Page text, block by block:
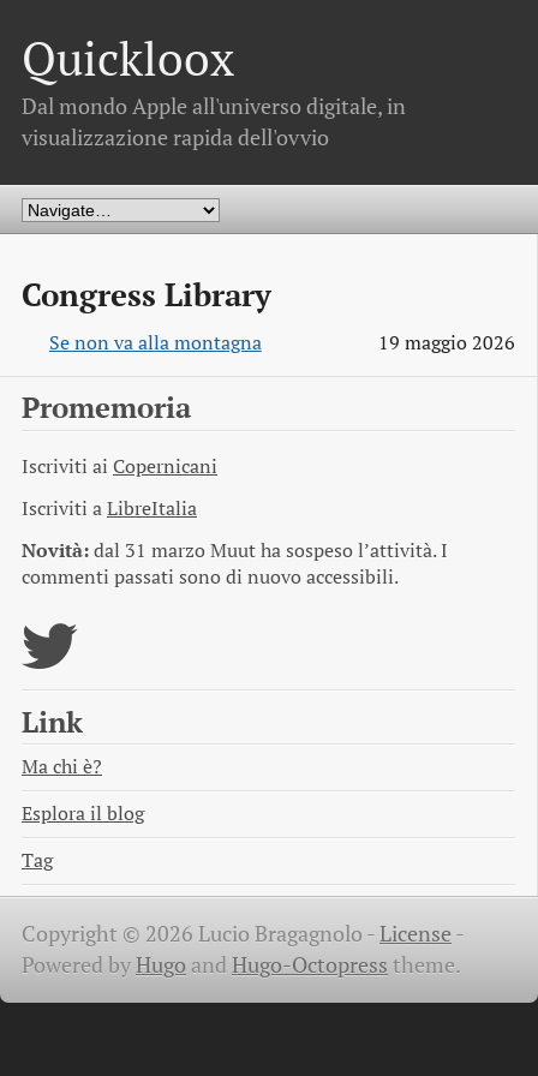
Quickloox
Dal mondo Apple all'universo digitale, in
visualizzazione rapida dell'ovvio
Congress Library
Se non va alla montagna 19 maggio 2026
Promemoria
Iscriviti ai Copernicani
Iscriviti aLibreItalia
Novità:dal 31 marzo Muut ha sospeso l’attività. I
commenti passati sono di nuovo accessibili.
Link
Ma chi è?
Esplora il blog
Tag
Copyright © 2026 Lucio Bragagnolo -License -
Powered byHugo and Hugo-Octopress theme.